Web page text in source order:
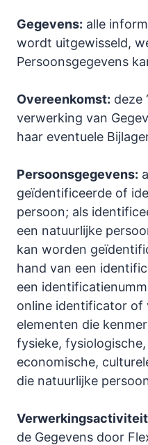
Gegevens: alle
wordt uitgewisseld,
Persoonsgegevens
Overeenkomst: deze
verwerking van
haar eventuele
Persoonsgegevens:
geïdentificeerde of
persoon; als
een natuurlijke
kan worden
hand van een
een
online identificator of
elementen die
fysieke,
economische,
die natuurlijke
de Gegevens door